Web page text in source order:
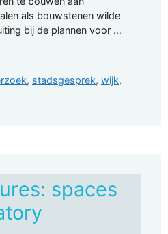
als bouwstenen wilde
bij de plannen voor …
, stadsgesprek,wijk,
spaces